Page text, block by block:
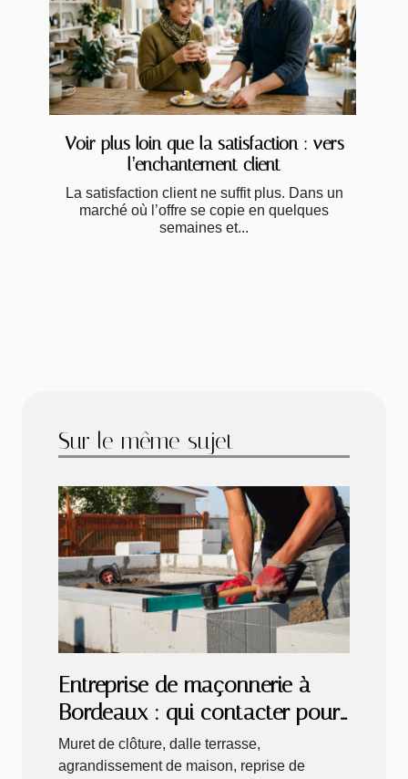
Voir plus loin que la satisfaction : vers
l’enchantement client
La satisfaction client ne suffit plus. Dans un
marché où l’offre se copie en quelques
semaines et...
Sur le même sujet
Entreprise de maçonnerie à
Bordeaux : qui contacter pour
ses travaux extérieurs ?
Muret de clôture, dalle terrasse,
agrandissement de maison, reprise de